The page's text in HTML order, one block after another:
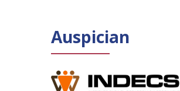
Auspician